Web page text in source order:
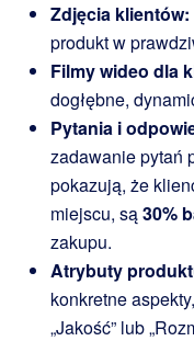
Zdjęcia klientów:
produkt w
Filmy wideo dla
dogłębne,
Pytania i
zadawanie pytań
pokazują, że
miejscu, są30%
zakupu.
Atrybuty
konkretne
„Jakość” lub